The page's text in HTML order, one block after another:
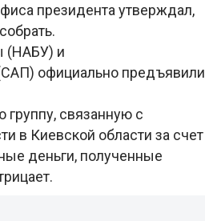
президента утверждал,
(НАБУ) и
официально предъявили
группу, связанную с
в Киевской области за счет
деньги, полученные